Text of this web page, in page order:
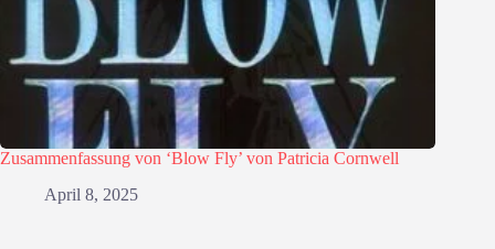
Zusammenfassung von ‘Blow Fly’ von Patricia Cornwell
April 8, 2025